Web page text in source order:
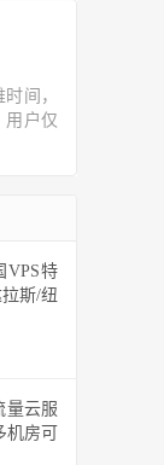
间，
用户仅
VPS特
斯/纽
量云服
房可